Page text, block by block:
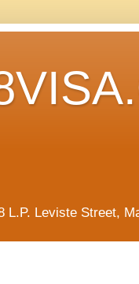
L.P. Leviste Street,